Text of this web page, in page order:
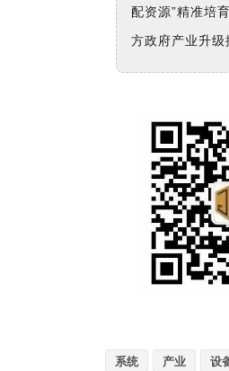
配资源”精准培
方政府产业升级
系统 产业 设